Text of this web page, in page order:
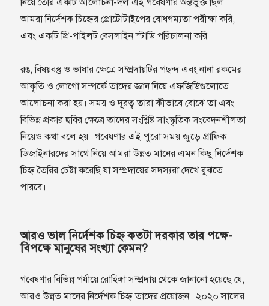
নিয়ে তৈরি একটি আলোচনা-দল এই গবেষণার অন্তর্ভুক্ত ছিল।
আমরা নির্দেশক চিহ্নের প্রোটোটাইপের বোধগম্যতা পরীক্ষা করি,
এবং একটি প্রি-পাইলট বেসলাইন স্টাডি পরিচালনা করি।
রঙ, বিষয়বস্তু ও ভাষার ক্ষেত্রে সম্প্রদায়টির পছন্দ এবং নানা রকমের
আকৃতি ও লোগো সম্পর্কে তাদের জ্ঞান নিয়ে এফজিডিগুলোতে
আলোচনা করা হয়। সময় ও দূরত্ব তারা কীভাবে বোঝে তা এবং
বিভিন্ন প্রকার ছবির ক্ষেত্রে তাদের সংশ্লিষ্ট সাংস্কৃতিক সংবেদনশীলতা
নিয়েও কথা বলে হয়। গবেষণার এই পুরো সময় জুড়ে গ্রাফিক
ডিজাইনারদের সাথে নিয়ে আমরা উন্নত মানের এমন কিছু নির্দেশক
চিহ্ন তৈরির চেষ্টা করেছি যা সম্প্রদায়ের সদস্যরা দেখে বুঝতে
পারবে।
আরও ভাল নির্দেশক চিহ্ন কতটা দরকার তার পক্ষে-
বিপক্ষে মানুষের সংখ্যা কেমন?
গবেষণার বিভিন্ন পর্যায়ে রোহিঙ্গা সম্প্রদায় থেকে জানানো হয়েছে যে,
আরও উন্নত মানের নির্দেশক চিহ্ন তাদের প্রয়োজন। ২০২০ সালের